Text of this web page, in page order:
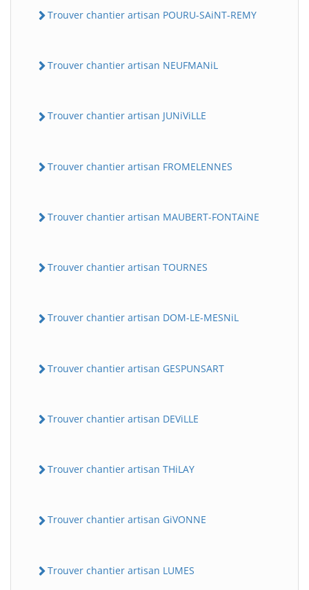
Trouver chantier artisan POURU-SAiNT-REMY
Trouver chantier artisan NEUFMANiL
Trouver chantier artisan JUNiViLLE
Trouver chantier artisan FROMELENNES
Trouver chantier artisan MAUBERT-FONTAiNE
Trouver chantier artisan TOURNES
Trouver chantier artisan DOM-LE-MESNiL
Trouver chantier artisan GESPUNSART
Trouver chantier artisan DEViLLE
Trouver chantier artisan THiLAY
Trouver chantier artisan GiVONNE
Trouver chantier artisan LUMES